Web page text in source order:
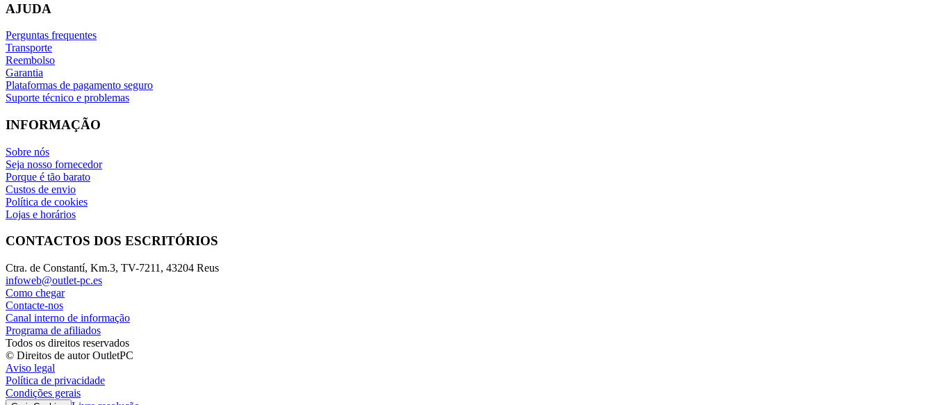
AJUDA
Perguntas frequentes
Transporte
Reembolso
Garantia
Plataformas de pagamento seguro
Suporte técnico e problemas
INFORMAÇÃO
Sobre nós
Seja nosso fornecedor
Porque é tão barato
Custos de envio
Política de cookies
Lojas e horários
CONTACTOS DOS ESCRITÓRIOS
Ctra. de Constantí, Km.3, TV-7211, 43204 Reus
infoweb@outlet-pc.es
Como chegar
Contacte-nos
Canal interno de informação
Programa de afiliados
Todos os direitos reservados
© Direitos de autor OutletPC
Aviso legal
Política de privacidade
Condições gerais